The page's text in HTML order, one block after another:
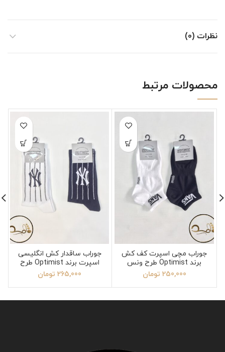
نظرات (0)
محصولات مرتبط
جوراب مچی اسپرت کف کش
برند Optimist طرح ونس
250,000 تومان
جوراب ساقدار کش انگلیسی
اسپرت برند Optimist طرح
نیویورک یانکیز
265,000 تومان